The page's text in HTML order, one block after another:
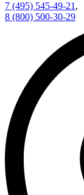
7 (495) 545-49-21 ,
8 (800) 500-30-29